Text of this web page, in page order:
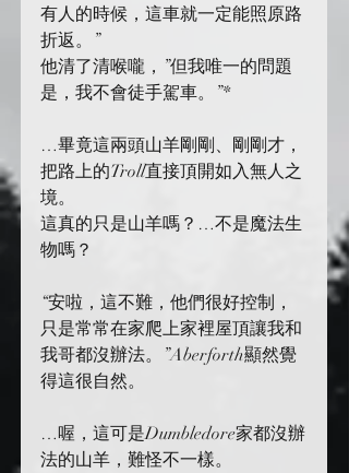
有人的時候，這車就一定能照原路
折返。”
他清了清喉嚨，”但我唯一的問題
是，我不會徒手駕車。”*
…畢竟這兩頭山羊剛剛、剛剛才，
把路上的Troll直接頂開如入無人之
境。
這真的只是山羊嗎？…不是魔法生
物嗎？
“安啦，這不難，他們很好控制，
只是常常在家爬上家裡屋頂讓我和
我哥都沒辦法。”Aberforth顯然覺
得這很自然。
…喔，這可是Dumbledore家都沒辦
法的山羊，難怪不一樣。